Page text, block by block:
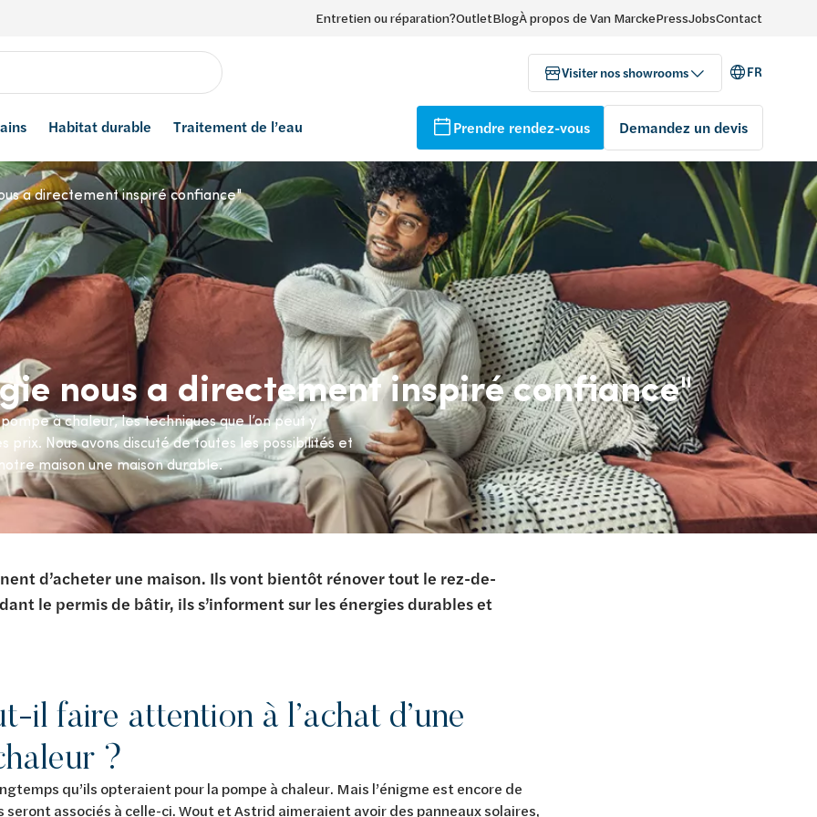
Entretien ou réparation?OutletBlogÀ propos de Van MarckePressJobsContact
Visiter nos showrooms FR
Habitat durable Traitement de l’eau Prendre rendez-vous Demandez un devis
a directement inspiré confiance"
nous a directement inspiré confiance"
à chaleur, les techniques que l’on peut y
prix. Nous avons discuté de toutes les possibilités et
maison une maison durable.
d’acheter une maison. Ils vont bientôt rénover tout le rez-de-
le permis de bâtir, ils s’informent sur les énergies durables et
il faire attention à l’achat d’une
?
qu’ils opteraient pour la pompe à chaleur. Mais l’énigme est encore de
seront associés à celle-ci. Wout et Astrid aimeraient avoir des panneaux solaires,